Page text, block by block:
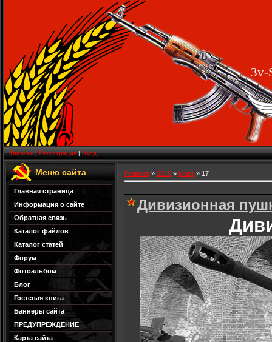
3v-
Главная|Регистрация|Вход
Меню сайта
Главная страница
Информация о сайте
Обратная связь
Каталог файлов
Каталог статей
Форум
Фотоальбом
Блог
Гостевая книга
Баннеры сайта
ПРЕДУПРЕЖДЕНИЕ
Карта сайта
Главная » 2010 » Март » 17
Дивизионная